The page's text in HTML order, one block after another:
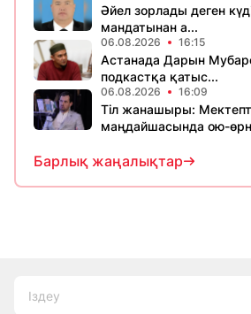
Әйел зорлады деген
мандатынан а...
06.08.2026 16:15
Астанада Дарын
подкастқа қатыс...
06.08.2026 16:09
Тіл жанашыры:
маңдайшасында ою-
Барлық жаңалықтар